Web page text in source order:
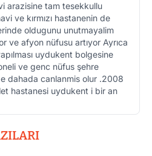
arazisine tam tesekkullu
ve kırmızı hastanenin de
oldugunu unutmayalim
ve afyon nüfusu artıyor Ayrıca
uydukent bolgesine
ve genc nüfus şehre
dahada canlanmis olur .2008
hastanesi uydukent i bir an